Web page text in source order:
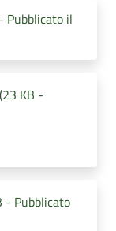
Pubblicato il
KB -
- Pubblicato